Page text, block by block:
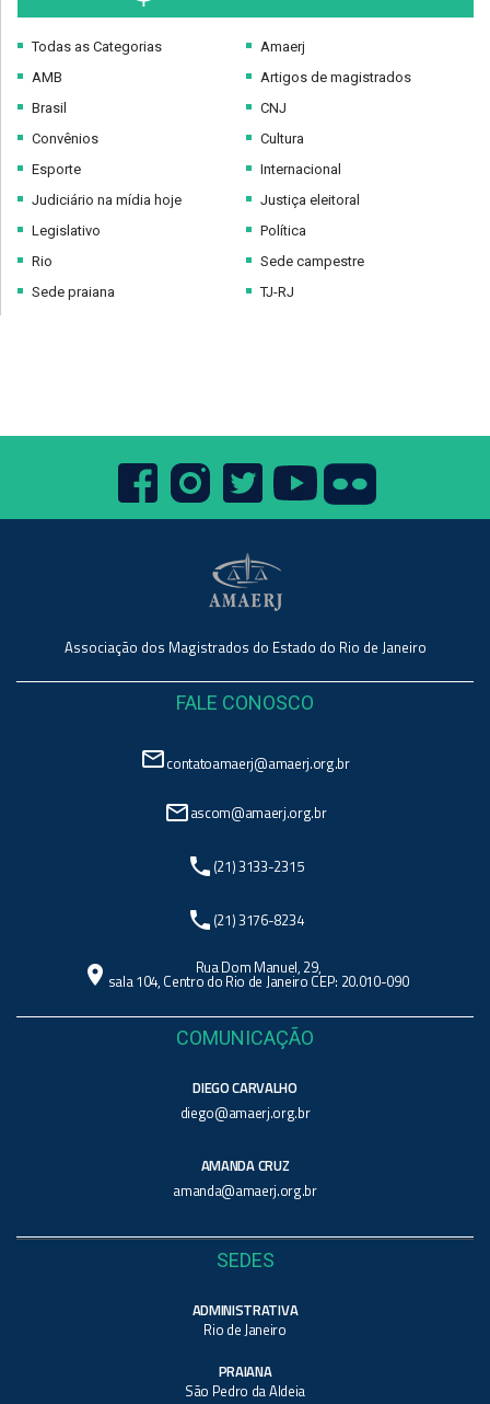
Todas as Categorias
AMB
Brasil
Convênios
Esporte
Judiciário na mídia hoje
Legislativo
Rio
Sede praiana
Amaerj
Artigos de magistrados
CNJ
Cultura
Internacional
Justiça eleitoral
Política
Sede campestre
TJ-RJ
Associação dos Magistrados do Estado do Rio de Janeiro
FALE CONOSCO
mail_outlinecontatoamaerj@amaerj.org.br
mail_outlineascom@amaerj.org.br
phone (21) 3133-2315
phone (21) 3176-8234
location_on Rua Dom Manuel, 29,
sala 104, Centro do Rio de Janeiro CEP: 20.010-090
COMUNICAÇÃO
DIEGO CARVALHO
diego@amaerj.org.br
AMANDA CRUZ
amanda@amaerj.org.br
SEDES
ADMINISTRATIVA
Rio de Janeiro
PRAIANA
São Pedro da Aldeia